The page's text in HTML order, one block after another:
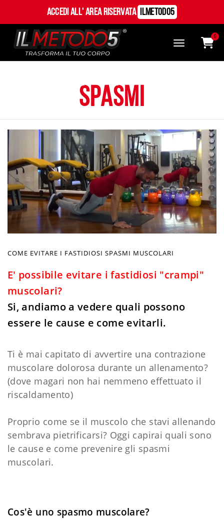
Accedi all' Area Riservata ILMetodo5
0
spasmi
COME EVITARE I FASTIDIOSI SPASMI MUSCOLARI
E' possibile evitare i fastidiosi "crampi"
muscolari?
Si, andiamo a vedere quali possono
essere le cause e come evitarli.
Ti è mai capitato di avvertire una contrazione
muscolare dolorosa durante un allenamento?
(dove magari non hai nemmeno effettuato il
riscaldamento)
Proprio come se il muscolo che stavi allenando
sembrava pietrificarsi? Oggi capirai quali sono
le cause e come prevenire gli spasmi
muscolari.
Cos'è uno spasmo muscolare?